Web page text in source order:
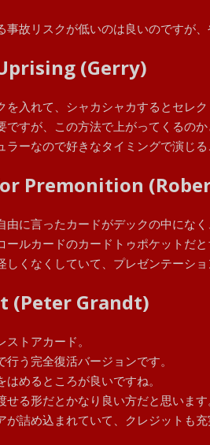
事故リスクが低いのは良いのですが、
(Gerry)
を入れて、シャカシャカするとセレ
ですが、この方法で上がってくるのか
ラーなので好きなタイミングで演じる
Premonition
由に言ったカードがデックの中になく
ールカードのカードトゥポケットだ
しくなくしていて、プレゼンテーショ
(Peter Grandt)
ストアカード。
行う完全復活バージョンです。
めるところが良いですね。
せる形だとかなり良い方だと思います
が詰め込まれていて、クレジットも充